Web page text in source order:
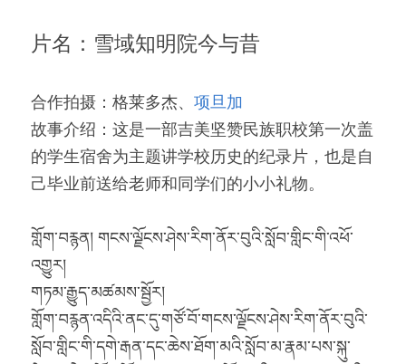
片名：雪域知明院今与昔
合作拍摄：格莱多杰、 项旦加
故事介绍：这是一部吉美坚赞民族职校第一次盖
的学生宿舍为主题讲学校历史的纪录片，也是自
己毕业前送给老师和同学们的小小礼物。
གློག་བརྙན། གངས་ལྗོངས་ཤེས་རིག་ནོར་བུའི་སློབ་གླིང་གི་འཕོ་
འགྱུར།
གཏམ་རྒྱུད་མཚམས་སྦྱོར།
གློག་བརྙན་འདིའི་ནང་དུ་གཙོ་བོ་གངས་ལྗོངས་ཤེས་རིག་ནོར་བུའི་
སློབ་གླིང་གི་དགེ་རྒན་དང་ཆེས་ཐོག་མའི་སློབ་མ་རྣམ་པས་སྐུ་